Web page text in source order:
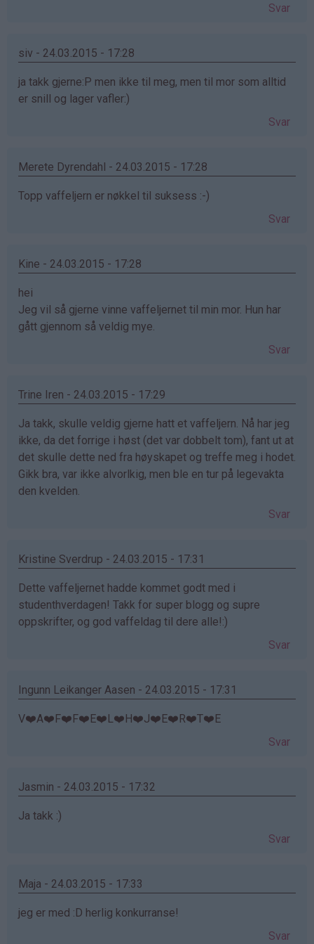
Svar
siv - 24.03.2015 - 17:28
ja takk gjerne:P men ikke til meg, men til mor som alltid
er snill og lager vafler:)
Svar
Merete Dyrendahl - 24.03.2015 - 17:28
Topp vaffeljern er nøkkel til suksess :-)
Svar
Kine - 24.03.2015 - 17:28
hei
Jeg vil så gjerne vinne vaffeljernet til min mor. Hun har
gått gjennom så veldig mye.
Svar
Trine Iren - 24.03.2015 - 17:29
Ja takk, skulle veldig gjerne hatt et vaffeljern. Nå har jeg
ikke, da det forrige i høst (det var dobbelt tom), fant ut at
det skulle dette ned fra høyskapet og treffe meg i hodet.
Gikk bra, var ikke alvorlkig, men ble en tur på legevakta
den kvelden.
Svar
Kristine Sverdrup - 24.03.2015 - 17:31
Dette vaffeljernet hadde kommet godt med i
studenthverdagen! Takk for super blogg og supre
oppskrifter, og god vaffeldag til dere alle!:)
Svar
Ingunn Leikanger Aasen - 24.03.2015 - 17:31
V❤️A❤️F❤️F❤️E❤️L❤️H❤️J❤️E❤️R❤️T❤️E
Svar
Jasmin - 24.03.2015 - 17:32
Ja takk :)
Svar
Maja - 24.03.2015 - 17:33
jeg er med :D herlig konkurranse!
Svar